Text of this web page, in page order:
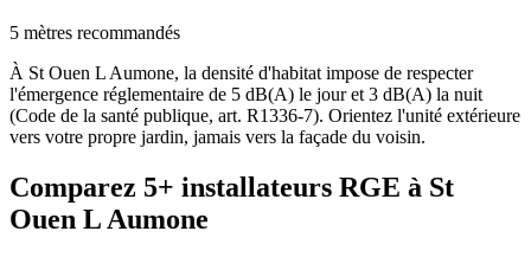
5 mètres recommandés
À St Ouen L Aumone, la densité d'habitat impose de respecter
l'émergence réglementaire de 5 dB(A) le jour et 3 dB(A) la nuit
(Code de la santé publique, art. R1336-7). Orientez l'unité extérieure
vers votre propre jardin, jamais vers la façade du voisin.
Comparez 5+ installateurs RGE à St
Ouen L Aumone